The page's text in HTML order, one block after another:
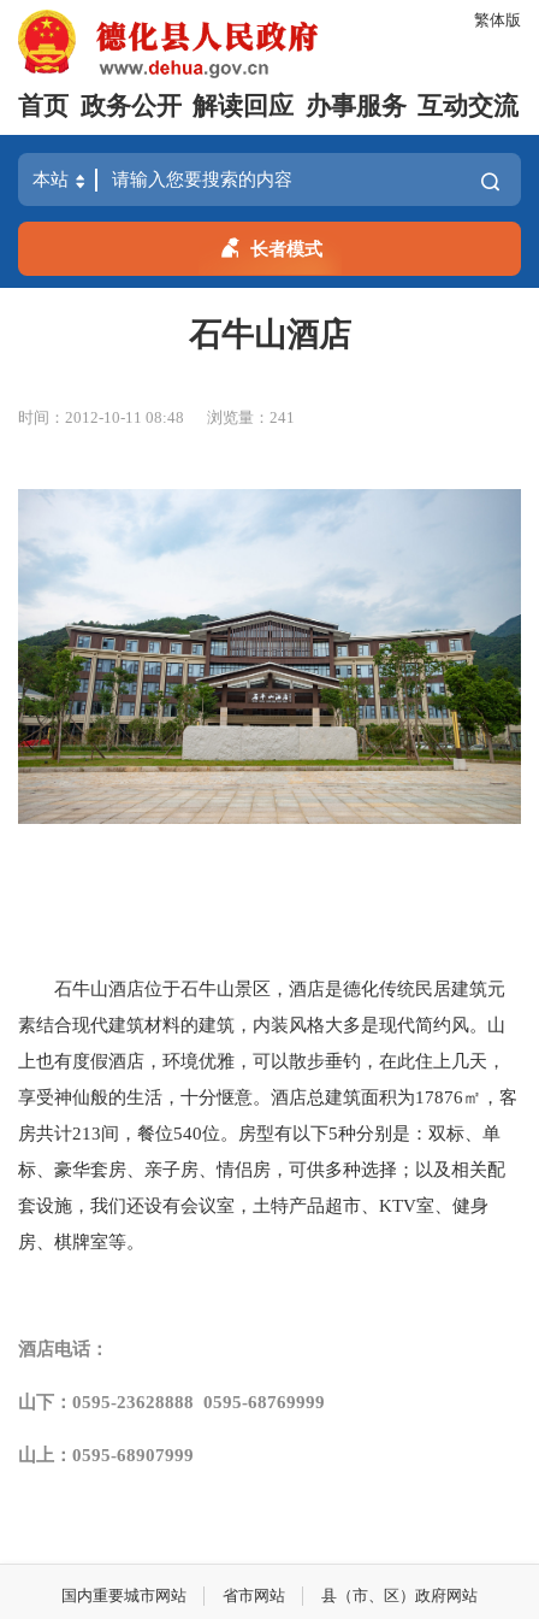
繁体版
首页 政务公开 解读回应 办事服务 互动交流
长者模式
石牛山酒店
时间：2012-10-11 08:48 浏览量：241
石牛山酒店位于石牛山景区，酒店是德化传统民居建筑元
素结合现代建筑材料的建筑，内装风格大多是现代简约风。山
上也有度假酒店，环境优雅，可以散步垂钓，在此住上几天，
享受神仙般的生活，十分惬意。酒店总建筑面积为17876㎡，客
房共计213间，餐位540位。房型有以下5种分别是：双标、单
标、豪华套房、亲子房、情侣房，可供多种选择；以及相关配
套设施，我们还设有会议室，土特产品超市、KTV室、健身
房、棋牌室等。
酒店电话：
山下：0595-23628888 0595-68769999
山上：0595-68907999
国内重要城市网站 省市网站 县（市、区）政府网站